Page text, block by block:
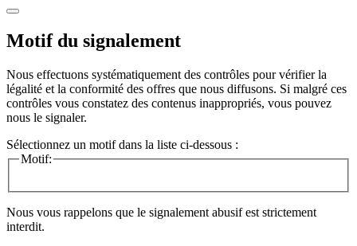
Motif du signalement
Nous effectuons systématiquement des contrôles pour vérifier la
légalité et la conformité des offres que nous diffusons. Si malgré ces
contrôles vous constatez des contenus inappropriés, vous pouvez
nous le signaler.
Sélectionnez un motif dans la liste ci-dessous :
Motif:
Nous vous rappelons que le signalement abusif est strictement
interdit.